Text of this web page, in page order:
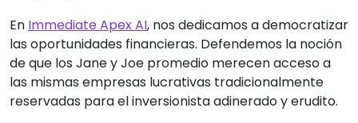
En Immediate Apex AI, nos dedicamos a democratizar
las oportunidades financieras. Defendemos la noción
de que los Jane y Joe promedio merecen acceso a
las mismas empresas lucrativas tradicionalmente
reservadas para el inversionista adinerado y erudito.